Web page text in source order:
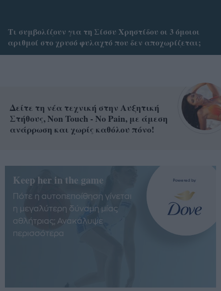
Τι συμβολίζουν για τη Σίσσυ Χρηστίδου οι 3 όμοιοι
αριθμοί στο χρυσό φυλαχτό που δεν αποχωρίζεται;
Δείτε τη νέα τεχνική στην Αυξητική
Στήθους, Non Touch - No Pain, με άμεση
ανάρρωση και χωρίς καθόλου πόνο!
Keep her in the game
Πότε η αυτοπεποίθηση γίνεται
η μεγαλύτερη δύναμη μίας
αθλήτριας; Ανακάλυψε
περισσότερα